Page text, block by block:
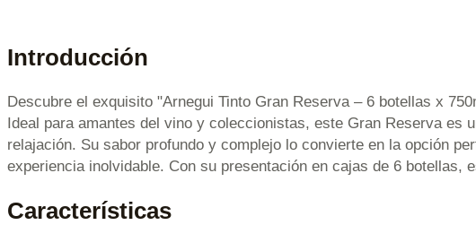
Introducción
Descubre el exquisito "Arnegui Tinto Gran Reserva – 6 botellas x
Ideal para amantes del vino y coleccionistas, este Gran Reserva es
relajación. Su sabor profundo y complejo lo convierte en la opción
experiencia inolvidable. Con su presentación en cajas de 6 botellas,
Características